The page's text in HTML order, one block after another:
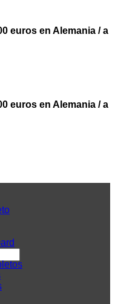
euros en Alemania / a
euros en Alemania / a